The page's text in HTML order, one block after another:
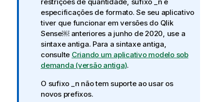
i
v
a
f
o
r
m
a
t
v
a
especificações de formato. Se seu aplicativo
tiver que funcionar em versões do Qlik
Sense￼ anteriores a junho de 2020, use a
sintaxe antiga. Para a sintaxe antiga,
consulte Criando um aplicativo modelo sob
demanda (versão antiga).
O sufixo _n não tem suporte ao usar os
novos prefixos.